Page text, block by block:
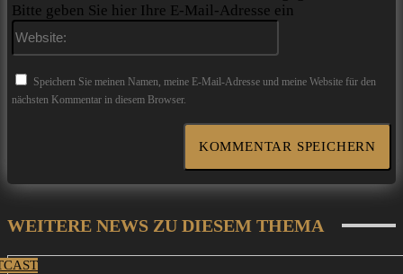
Bitte geben Sie hier Ihre E-Mail-Adresse ein
Speichern Sie meinen Namen, meine E-Mail-Adresse und meine Website für den
nächsten Kommentar in diesem Browser.
WEITERE NEWS ZU DIESEM THEMA